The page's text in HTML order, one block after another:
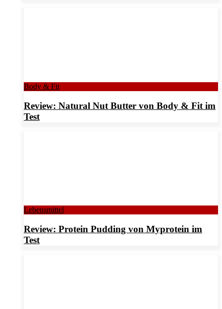
Body & Fit
Review: Natural Nut Butter von Body & Fit im
Test
Lebensmittel
Review: Protein Pudding von Myprotein im
Test